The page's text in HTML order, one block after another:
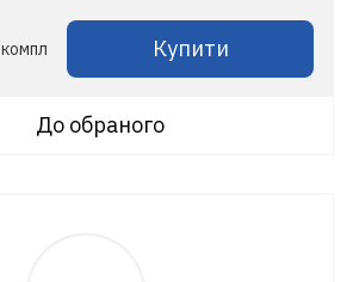
компл Купити
До обраного